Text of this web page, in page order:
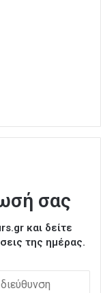
σας
και δείτε
της ημέρας.